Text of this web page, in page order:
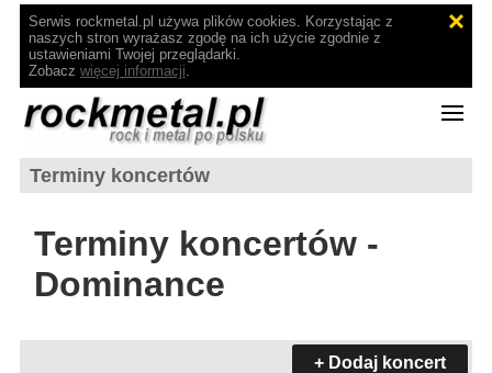
Serwis rockmetal.pl używa plików cookies. Korzystając z
naszych stron wyrażasz zgodę na ich użycie zgodnie z
ustawieniami Twojej przeglądarki.
Zobacz więcej informacji.
Terminy koncertów
Terminy koncertów -
Dominance
+ Dodaj koncert